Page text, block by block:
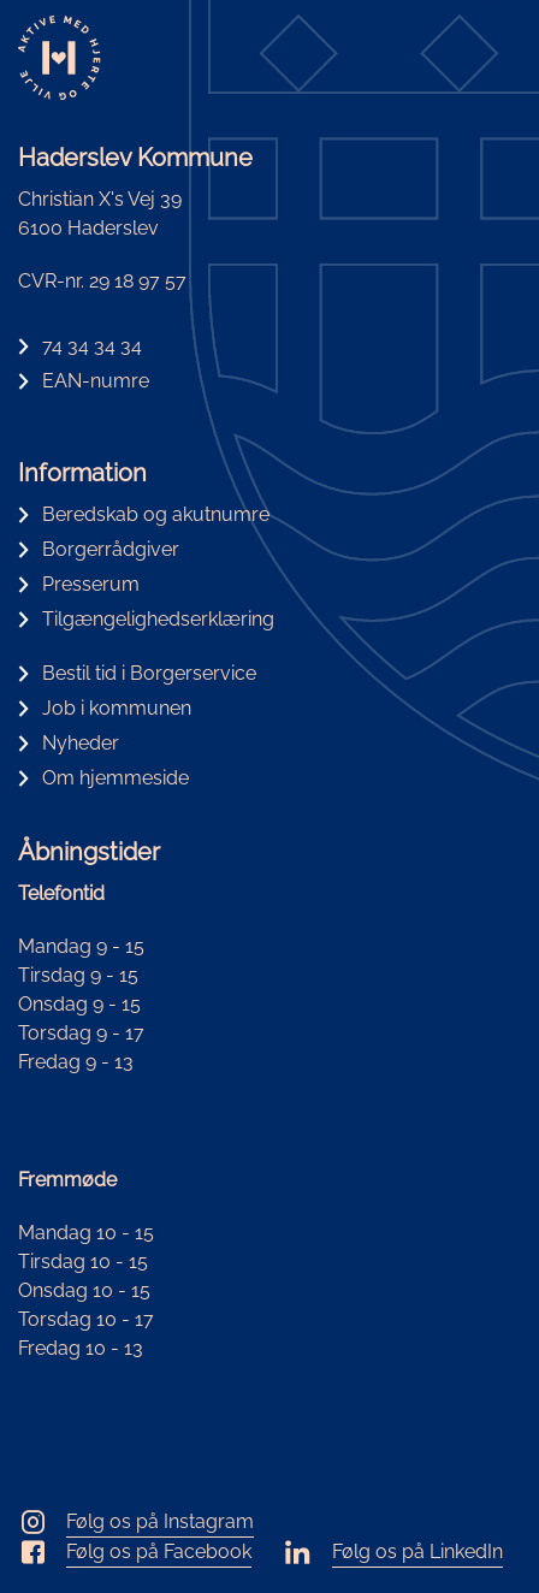
Haderslev Kommune
Christian X's Vej 39
6100 Haderslev
CVR-nr. 29 18 97 57
74 34 34 34
EAN-numre
Information
Beredskab og akutnumre
Borgerrådgiver
Presserum
Tilgængelighedserklæring
Bestil tid i Borgerservice
Job i kommunen
Nyheder
Om hjemmeside
Åbningstider
Telefontid
Mandag 9 - 15
Tirsdag 9 - 15
Onsdag 9 - 15
Torsdag 9 - 17
Fredag 9 - 13
Fremmøde
Mandag 10 - 15
Tirsdag 10 - 15
Onsdag 10 - 15
Torsdag 10 - 17
Fredag 10 - 13
Følg os på Instagram
Følg os på Facebook
Følg os på LinkedIn